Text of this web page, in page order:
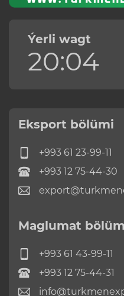
Ýerli wagt
20:04
Eksport bölümi
+993 61 23-99-11
+993 12 75-44-30
Maglumat
+993 61 43-99-11
+993 12 75-44-31